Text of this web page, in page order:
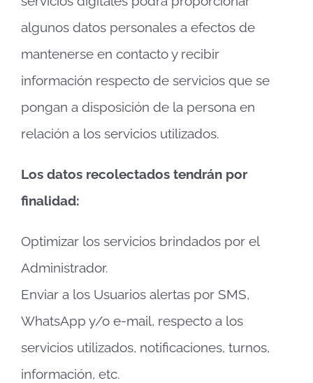
algunos datos personales a efectos de
mantenerse en contacto y recibir
información respecto de servicios que se
pongan a disposición de la persona en
relación a los servicios utilizados.
Los datos recolectados tendrán por
finalidad:
Optimizar los servicios brindados por el
Administrador.
Enviar a los Usuarios alertas por SMS,
WhatsApp y/o e-mail, respecto a los
servicios utilizados, notificaciones, turnos,
información, etc.